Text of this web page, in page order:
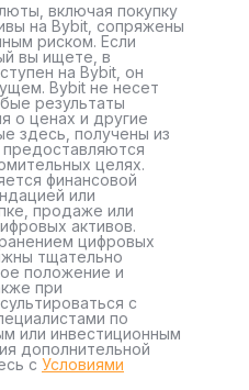
включая покупку
на Bybit, сопряжены
риском. Если
вы ищете, в
на Bybit, он
Bybit не несет
результаты
о ценах и другие
здесь, получены из
целях.
финансовой
или
продаже или
активов.
цифровых
тщательно
положение и
при
с
по
или инвестиционным
дополнительной
с Условиями